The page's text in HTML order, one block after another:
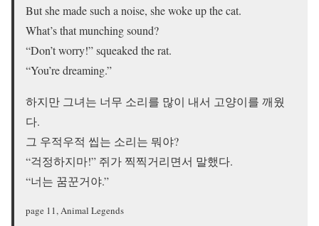
But she made such a noise, she woke up the cat.
What’s that munching sound?
“Don’t worry!” squeaked the rat.
“You’re dreaming.”
하지만 그녀는 너무 소리를 많이 내서 고양이를 깨웠
다.
그 우적우적 씹는 소리는 뭐야?
“걱정하지마!” 쥐가 찍찍거리면서 말했다.
“너는 꿈꾼거야.”
page 11, Animal Legends